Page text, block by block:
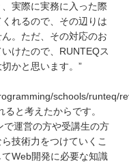
実際に実務に入った際
れるので、その辺りは
。ただ、その対応のお
けたので、RUNTEQス
かと思います。”
schools/runteq/
と考えたからです。
で運営の方や受講生の方
技術力をつけていくこ
Web開発に必要な知識